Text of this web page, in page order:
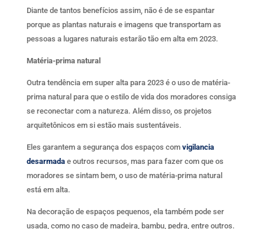
Diante de tantos benefícios assim, não é de se espantar
porque as plantas naturais e imagens que transportam as
pessoas a lugares naturais estarão tão em alta em 2023.
Matéria-prima natural
Outra tendência em super alta para 2023 é o uso de matéria-
prima natural para que o estilo de vida dos moradores consiga
se reconectar com a natureza. Além disso, os projetos
arquitetônicos em si estão mais sustentáveis.
Eles garantem a segurança dos espaços com vigilancia
desarmadae outros recursos, mas para fazer com que os
moradores se sintam bem, o uso de matéria-prima natural
está em alta.
Na decoração de espaços pequenos, ela também pode ser
usada, como no caso de madeira, bambu, pedra, entre outros.